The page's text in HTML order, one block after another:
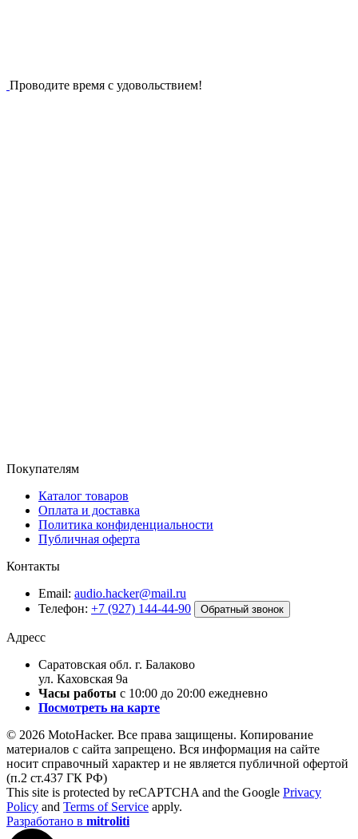
Проводите время с удовольствием!
Покупателям
Каталог товаров
Оплата и доставка
Политика конфиденциальности
Публичная оферта
Контакты
Email: audio.hacker@mail.ru
Телефон: +7 (927) 144-44-90 Обратный звонок
Адресс
Саратовская обл. г. Балаково
ул. Каховская 9а
Часы работы с 10:00 до 20:00 ежедневно
Посмотреть на карте
© 2026 MotoHacker. Все права защищены. Копирование
материалов с сайта запрещено. Вся информация на сайте
носит справочный характер и не является публичной офертой
(п.2 ст.437 ГК РФ)
This site is protected by reCAPTCHA and the Google Privacy
Policy and Terms of Service apply.
Разработано в mitroliti